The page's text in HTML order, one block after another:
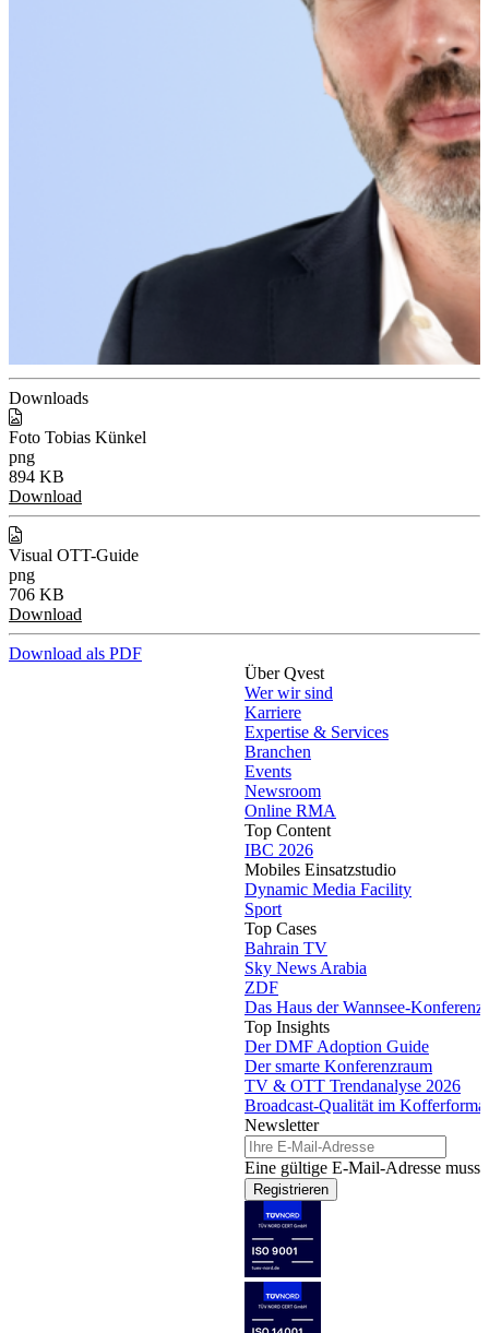
Downloads
Foto Tobias Künkel
png
894 KB
Download
Visual OTT-Guide
png
706 KB
Download
Download als PDF
Über Qvest
Wer wir sind
Karriere
Expertise & Services
Branchen
Events
Newsroom
Online RMA
Top Content
IBC 2026
Mobiles Einsatzstudio
Dynamic Media Facility
Sport
Top Cases
Bahrain TV
Sky News Arabia
ZDF
Das Haus der Wannsee-Konferenz
Top Insights
Der DMF Adoption Guide
Der smarte Konferenzraum
TV & OTT Trendanalyse 2026
Broadcast-Qualität im Kofferformat
Newsletter
Eine gültige E-Mail-Adresse muss
Registrieren